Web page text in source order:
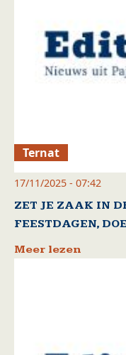
Ternat
17/11/2025 - 07:42
ZET JE ZAAK IN
FEESTDAGEN,
Meer lezen